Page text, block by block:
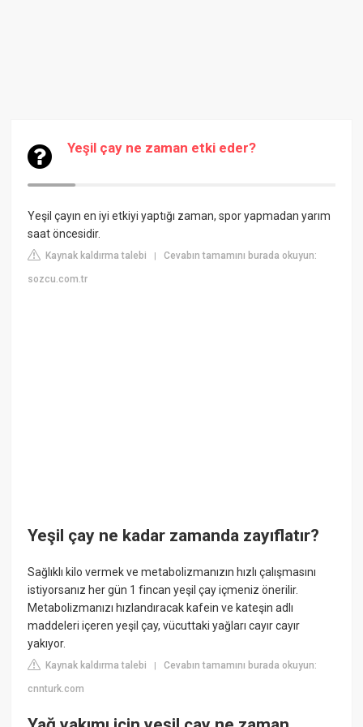
Yeşil çay ne zaman etki eder?
Yeşil çayın en iyi etkiyi yaptığı zaman, spor yapmadan yarım
saat öncesidir.
Kaynak kaldırma talebi |Cevabın tamamını burada okuyun:
sozcu.com.tr
Yeşil çay ne kadar zamanda zayıflatır?
Sağlıklı kilo vermek ve metabolizmanızın hızlı çalışmasını
istiyorsanız her gün 1 fincan yeşil çay içmeniz önerilir.
Metabolizmanızı hızlandıracak kafein ve kateşin adlı
maddeleri içeren yeşil çay, vücuttaki yağları cayır cayır
yakıyor.
Kaynak kaldırma talebi |Cevabın tamamını burada okuyun:
cnnturk.com